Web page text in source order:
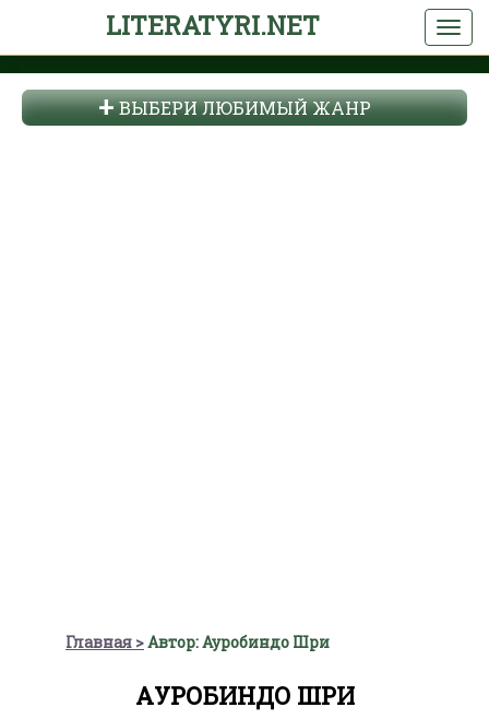
LITERATYRI.NET
ВЫБЕРИ ЛЮБИМЫЙ ЖАНР
Главная Автор: Ауробиндо Шри
АУРОБИНДО ШРИ